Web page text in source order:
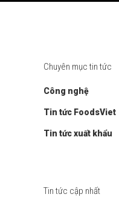
Chuyên mục tin tức
Công nghệ
Tin tức FoodsViet
Tin tức xuất khẩu
Tin tức cập nhất